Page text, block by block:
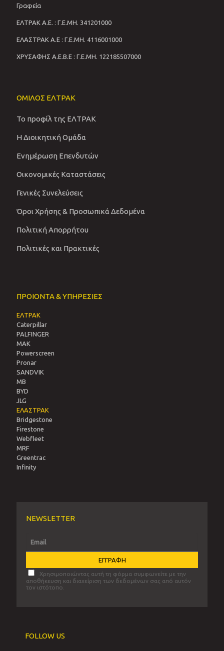
Γραφεία
ΕΛΤΡΑΚ Α.Ε. : Γ.Ε.ΜΗ. 341201000
ΕΛΑΣΤΡΑΚ Α.Ε : Γ.Ε.ΜΗ. 4116001000
ΧΡΥΣΑΦΗΣ Α.Ε.Β.Ε : Γ.Ε.ΜΗ. 122185507000
ΟΜΙΛΟΣ ΕΛΤΡΑΚ
Το προφίλ της ΕΛΤΡΑΚ
Η Διοικητική Ομάδα
Ενημέρωση Επενδυτών
Οικονομικές Καταστάσεις
Γενικές Συνελεύσεις
Όροι Χρήσης & Προσωπικά Δεδομένα
Πολιτική Απορρήτου
Πολιτικές και Πρακτικές
ΠΡΟΙΟΝΤΑ & ΥΠΗΡΕΣΙΕΣ
ΕΛΤΡΑΚ
Caterpillar
PALFINGER
MAK
Powerscreen
Pronar
SANDVIΚ
MB
BYD
JLG
ΕΛΑΣΤΡΑΚ
Bridgestone
Firestone
Webfleet
MRF
Greentrac
Infinity
NEWSLETTER
Χρησιμοποιώντας αυτή τη φόρμα συμφωνείτε με την
αποθήκευση και διαχείριση των δεδομένων σας από αυτόν
τον ιστότοπο.
FOLLOW US